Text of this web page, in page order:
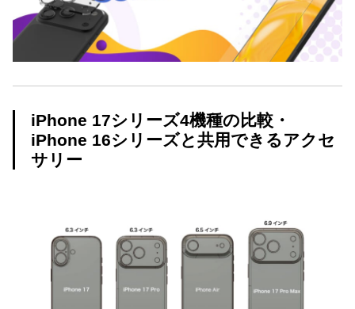
iPhone 17シリーズ4機種の比較・
iPhone 16シリーズと共用できるアクセ
サリー